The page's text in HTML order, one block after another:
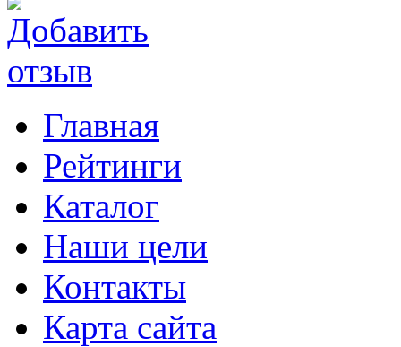
Главная
Рейтинги
Каталог
Наши цели
Контакты
Карта сайта